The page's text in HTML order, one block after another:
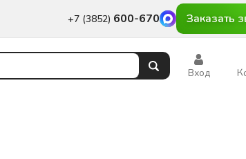
+7 (3852) 600-670 Заказать
Вход